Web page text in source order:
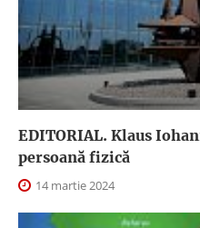
EDITORIAL. Klaus
persoană fizică
14 martie 2024